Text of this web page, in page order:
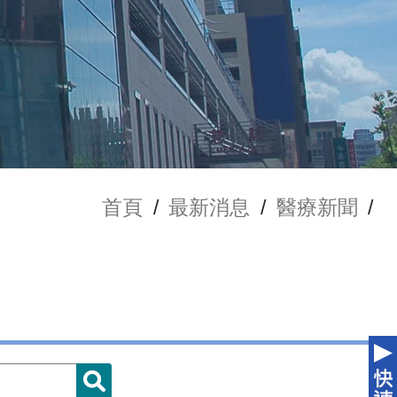
首頁 / 最新消息 / 醫療新聞 /